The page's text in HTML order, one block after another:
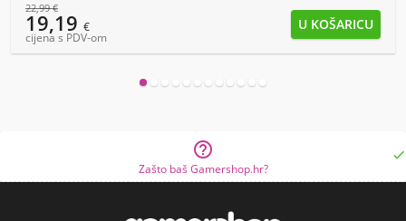
22,99€
19,19 €
cijena s PDV-om

Zašto baš Gamershop.hr?
